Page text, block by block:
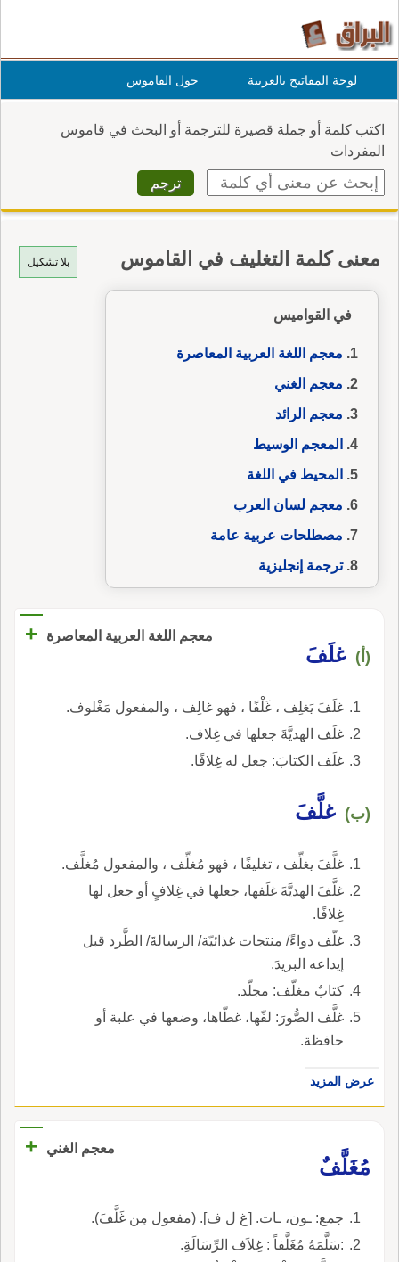
لوحة المفاتيح بالعربية حول القاموس
اكتب كلمة أو جملة قصيرة للترجمة أو البحث في قاموس
المفردات
بلا تشكيل معنى كلمة التغليف في القاموس
في القواميس
معجم اللغة العربية المعاصرة
معجم الغني
معجم الرائد
المعجم الوسيط
المحيط في اللغة
معجم لسان العرب
مصطلحات عربية عامة
ترجمة إنجليزية
معجم اللغة العربية المعاصرة +
(أ) غلَفَ
غلَفَ يَغلِف ، غَلْفًا ، فهو غالِف ، والمفعول مَغْلوف.
غلَف الهديَّةَ جعلها في غِلاف.
غلَف الكتابَ: جعل له غِلافًا.
(ب) غلَّفَ
غلَّفَ يغلِّف ، تغليفًا ، فهو مُغلِّف ، والمفعول مُغلَّف.
غلَّفَ الهديَّةَ غلَفها، جعلها في غِلافٍ أو جعل لها
غِلافًا.
غلّف دواءً/ منتجات غذائيّة/ الرسالةَ/ الطَّرد قبل
إيداعه البريدَ.
كتابٌ مغلّف: مجلّد.
غلَّف الصُّورَ: لفّها، غطّاها، وضعها في علبة أو
حافظة.
عرض المزيد
معجم الغني
+
مُغَلَّفٌ
جمع: ـون، ـات. [غ ل ف]. (مفعول مِن غَلَّفَ).
:سَلَّمَهُ مُغَلَّفاً : غِلاَف الرِّسَالَةِ.